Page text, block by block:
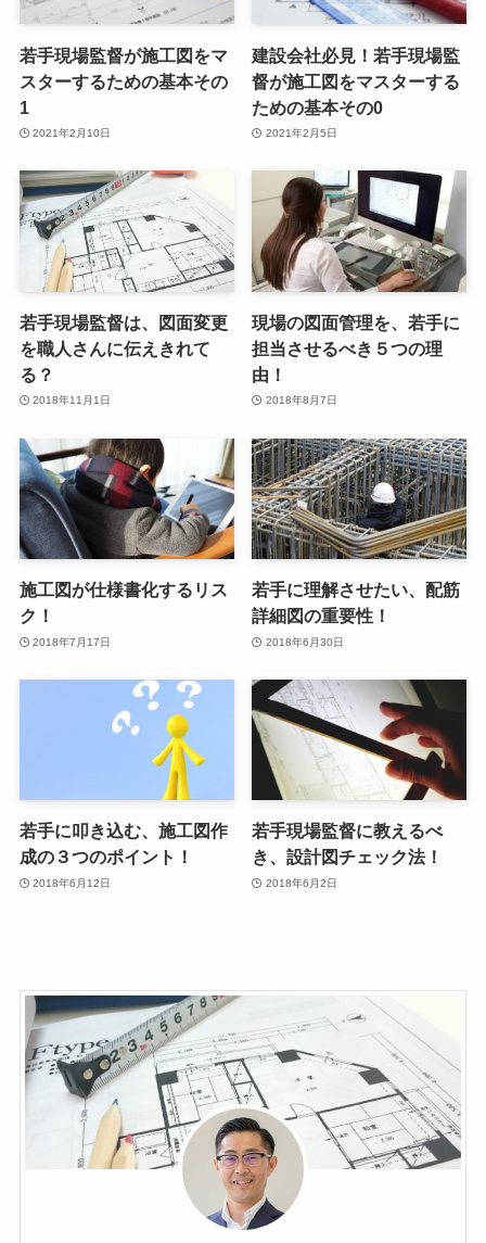
若手現場監督が施工図をマ
スターするための基本その
1
2021年2月10日
建設会社必見！若手現場監
督が施工図をマスターする
ための基本その0
2021年2月5日
若手現場監督は、図面変更
を職人さんに伝えきれて
る？
2018年11月1日
現場の図面管理を、若手に
担当させるべき５つの理
由！
2018年8月7日
施工図が仕様書化するリス
ク！
2018年7月17日
若手に理解させたい、配筋
詳細図の重要性！
2018年6月30日
若手に叩き込む、施工図作
成の３つのポイント！
2018年6月12日
若手現場監督に教えるべ
き、設計図チェック法！
2018年6月2日